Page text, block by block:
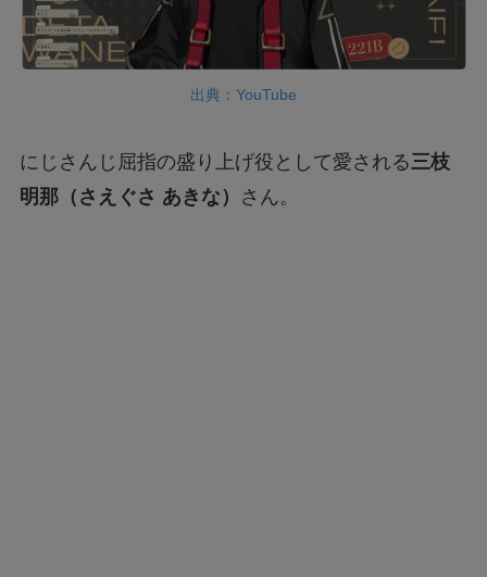
出典：YouTube
にじさんじ屈指の盛り上げ役として愛される三枝
明那（さえぐさ あきな）
さん。